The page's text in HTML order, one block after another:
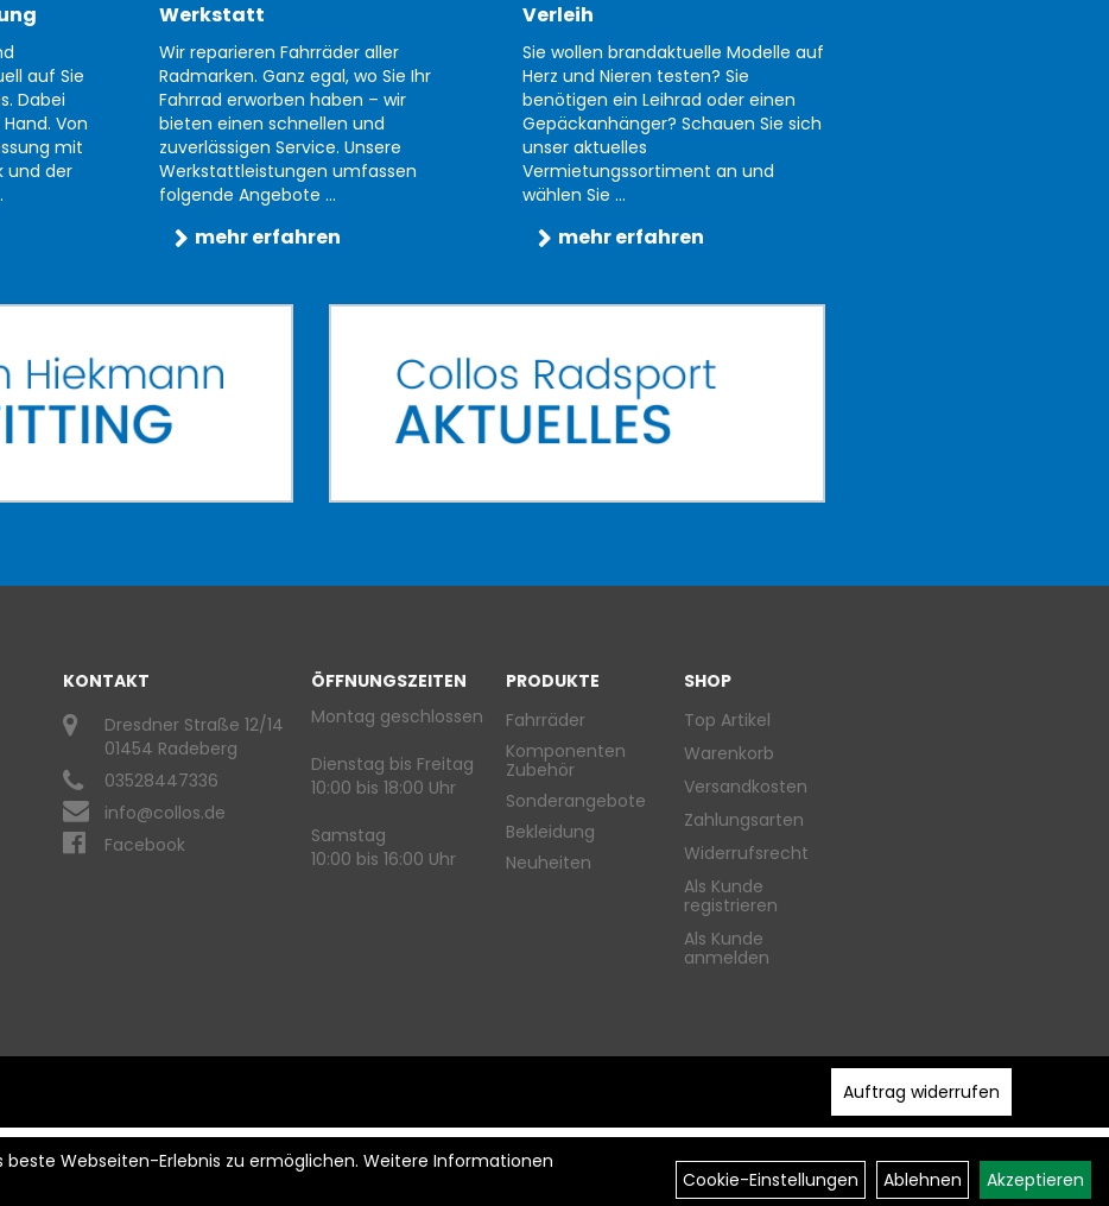
auf Sie
Dabei
Von
mit
und der
Werkstatt
Wir reparieren Fahrräder aller
Radmarken. Ganz egal, wo Sie Ihr
Fahrrad erworben haben – wir
bieten einen schnellen und
zuverlässigen Service. Unsere
Werkstattleistungen umfassen
folgende Angebote ...
mehr erfahren
Verleih
Sie wollen brandaktuelle Modelle auf
Herz und Nieren testen? Sie
benötigen ein Leihrad oder einen
Gepäckanhänger? Schauen Sie sich
unser aktuelles
Vermietungssortiment an und
wählen Sie ...
mehr erfahren
KONTAKT
Dresdner Straße 12/14
01454 Radeberg
03528447336
info@collos.de
Facebook
ÖFFNUNGSZEITEN
Montag geschlossen
Dienstag bis Freitag
10:00 bis 18:00 Uhr
Samstag
10:00 bis 16:00 Uhr
PRODUKTE
Fahrräder
Komponenten
Zubehör
Sonderangebote
Bekleidung
Neuheiten
SHOP
Top Artikel
Warenkorb
Versandkosten
Zahlungsarten
Widerrufsrecht
Als Kunde
registrieren
Als Kunde
anmelden
Webseiten-Erlebnis zu ermöglichen. Weitere Informationen
Cookie-Einstellungen Ablehnen Akzeptieren
Auftrag widerrufen